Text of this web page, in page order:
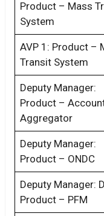
Product – Mass
System
AVP 1: Product –
Transit System
Deputy Manager:
Product –
Aggregator
Deputy Manager:
Product – ONDC
Deputy Manager:
Product – PFM